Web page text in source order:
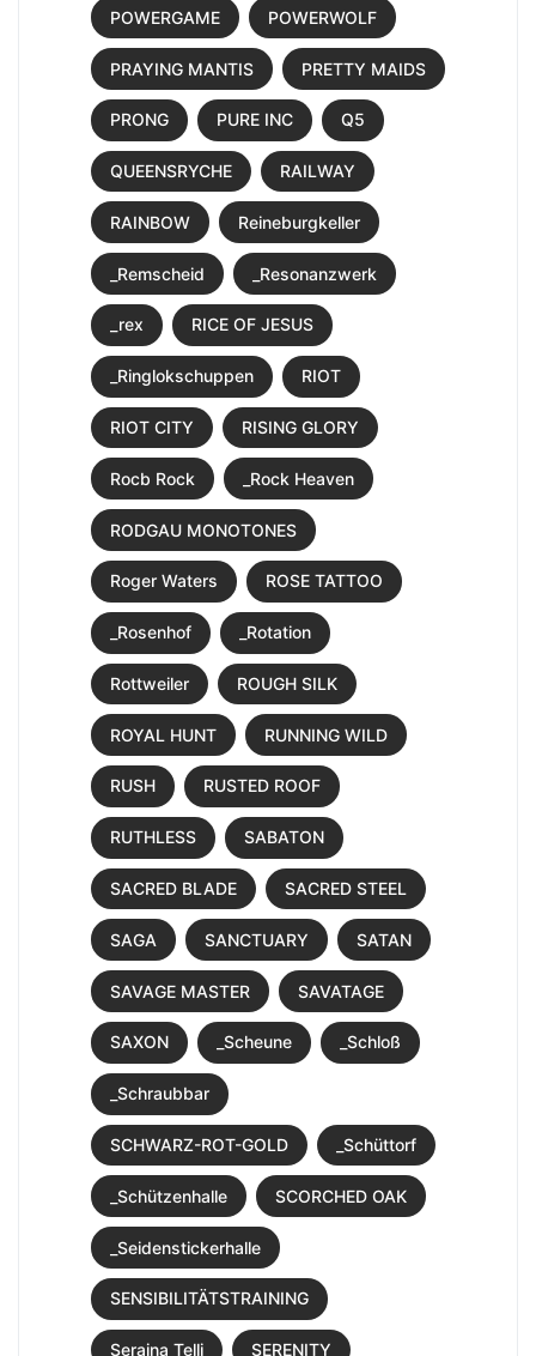
POWERGAME POWERWOLF
PRAYING MANTIS PRETTY MAIDS
PRONG PURE INC Q5
QUEENSRYCHE RAILWAY
RAINBOW Reineburgkeller
_Remscheid _Resonanzwerk
_rex RICE OF JESUS
_Ringlokschuppen RIOT
RIOT CITY RISING GLORY
Rocb Rock _Rock Heaven
RODGAU MONOTONES
Roger Waters ROSE TATTOO
_Rosenhof _Rotation
Rottweiler ROUGH SILK
ROYAL HUNT RUNNING WILD
RUSH RUSTED ROOF
RUTHLESS SABATON
SACRED BLADE SACRED STEEL
SAGA SANCTUARY SATAN
SAVAGE MASTER SAVATAGE
SAXON _Scheune _Schloß
_Schraubbar
SCHWARZ-ROT-GOLD _Schüttorf
_Schützenhalle SCORCHED OAK
_Seidenstickerhalle
SENSIBILITÄTSTRAINING
Seraina Telli SERENITY